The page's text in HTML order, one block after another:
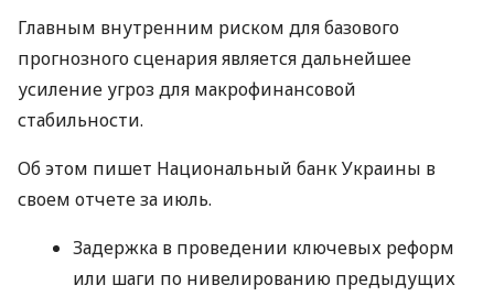
Главным внутренним риском для базового
прогнозного сценария является дальнейшее
усиление угроз для макрофинансовой
стабильности.
Об этом пишет Национальный банк Украины в
своем отчете за июль.
Задержка в проведении ключевых реформ
или шаги по нивелированию предыдущих